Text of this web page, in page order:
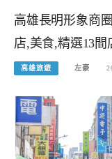
高雄長明形象商
店,美食,精選13間
高雄旅遊 左豪